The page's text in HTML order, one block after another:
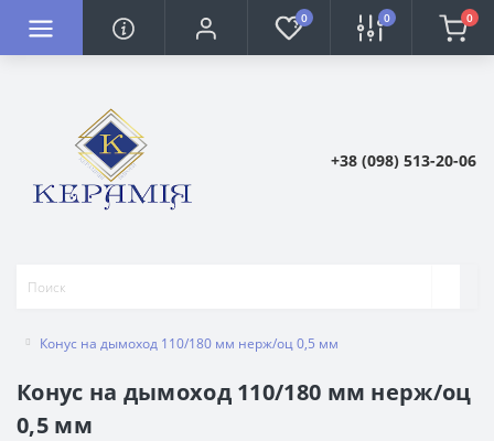
0 0 0
+38 (098) 513-20-06
Конус на дымоход 110/180 мм нерж/оц 0,5 мм
Конус на дымоход 110/180 мм нерж/оц
0,5 мм